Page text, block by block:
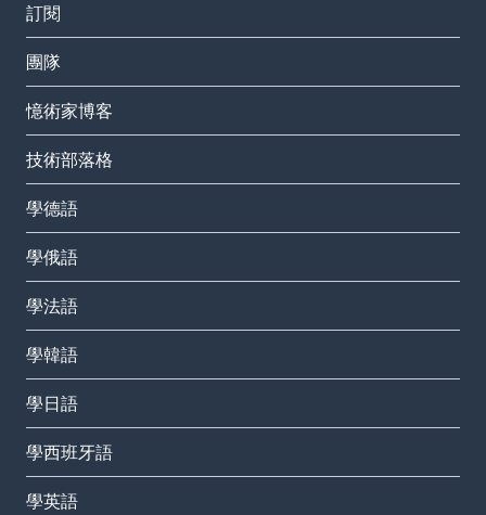
訂閱
團隊
憶術家博客
技術部落格
學德語
學俄語
學法語
學韓語
學日語
學西班牙語
學英語